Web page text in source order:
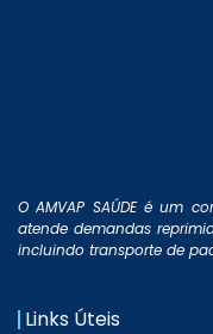
O AMVAP SAÚDE é um
atende demandas
incluindo transporte de
Links Úteis